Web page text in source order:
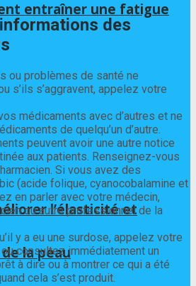
entraîner une fatigue
l’élasticité et
la peau
des
ou problèmes de santé ne
s’ils s’aggravent, appelez votre
médicaments avec d’autres et ne
de quelqu’un d’autre.
peuvent avoir une autre notice
aux patients. Renseignez-vous
Si vous avez des
(acide folique, cyanocobalamine et
en parler avec votre médecin,
ou autre professionnel de la
y a eu une surdose, appelez votre
consultez immédiatement un
à dire ou à montrer ce qui a été
cela s’est produit.